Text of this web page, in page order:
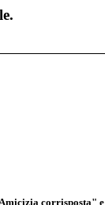
corrisposta" e